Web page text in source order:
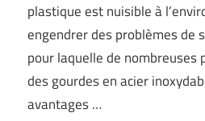
plastique est nuisible à
engendrer des problèmes de
pour laquelle de nombreuses
des gourdes en acier
avantages …